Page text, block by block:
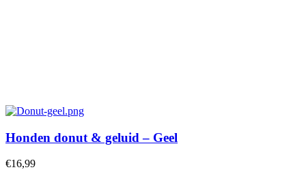
Honden donut & geluid – Geel
€16,99